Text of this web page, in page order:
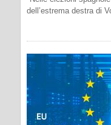
dell’estrema destra di